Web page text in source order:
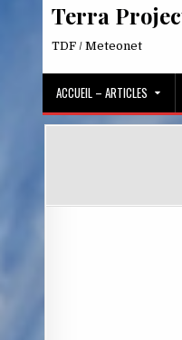
Terra
TDF / Meteonet
ACCUEIL – ARTICLES